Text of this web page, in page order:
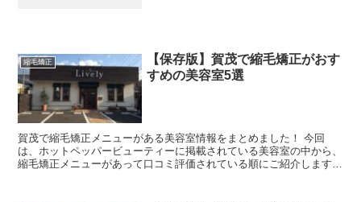
縮毛矯正
【保存版】賀茂で縮毛矯正がおす
すめの美容室5選
賀茂で縮毛矯正メニューがある美容室情報をまとめました！ 今回
は、ホットペッパービューティーに掲載されている美容室の中から、
縮毛矯正メニューがあって口コミ評価されている順にご紹介します♪